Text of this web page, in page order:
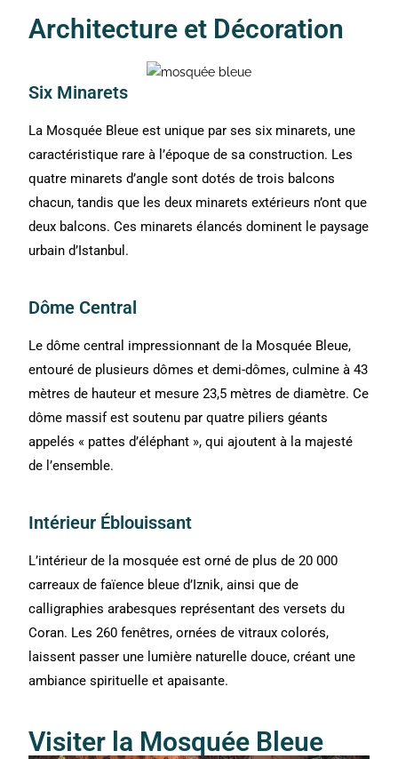
Architecture et Décoration
Six Minarets
La Mosquée Bleue est unique par ses six minarets, une
caractéristique rare à l’époque de sa construction. Les
quatre minarets d’angle sont dotés de trois balcons
chacun, tandis que les deux minarets extérieurs n’ont que
deux balcons. Ces minarets élancés dominent le paysage
urbain d’Istanbul.
Dôme Central
Le dôme central impressionnant de la Mosquée Bleue,
entouré de plusieurs dômes et demi-dômes, culmine à 43
mètres de hauteur et mesure 23,5 mètres de diamètre. Ce
dôme massif est soutenu par quatre piliers géants
appelés « pattes d’éléphant », qui ajoutent à la majesté
de l’ensemble.
Intérieur Éblouissant
L’intérieur de la mosquée est orné de plus de 20 000
carreaux de faïence bleue d’Iznik, ainsi que de
calligraphies arabesques représentant des versets du
Coran. Les 260 fenêtres, ornées de vitraux colorés,
laissent passer une lumière naturelle douce, créant une
ambiance spirituelle et apaisante.
Visiter la Mosquée Bleue